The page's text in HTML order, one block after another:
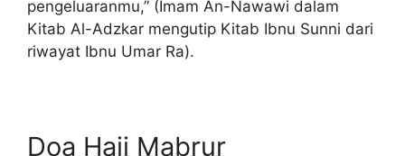
pengeluaranmu,” (Imam An-Nawawi dalam
Kitab Al-Adzkar mengutip Kitab Ibnu Sunni dari
riwayat Ibnu Umar Ra).
Doa Haji Mabrur